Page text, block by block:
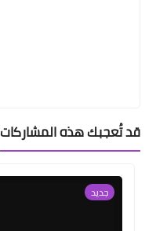
قد تُعجبك هذه المشاركات
جديد